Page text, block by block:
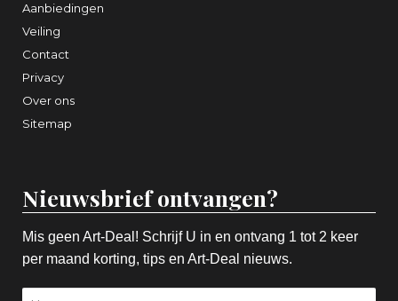
Aanbiedingen
Veiling
Contact
Privacy
Over ons
Sitemap
Nieuwsbrief ontvangen?
Mis geen Art-Deal! Schrijf U in en ontvang 1 tot 2 keer
per maand korting, tips en Art-Deal nieuws.